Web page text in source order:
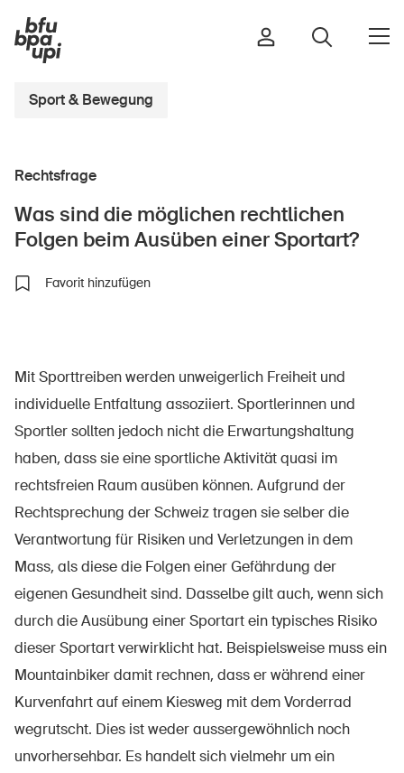
Sport & Bewegung
Zuhause & Garten
Gebäude & Anlagen
In der Schule
Im Unternehmen
Über die BFU
Medien
Sinus Plus
Kampagnen
Offene Stellen
Bestellen & herunterladen
Sport & Bewegung
Rechtsfrage
Was sind die möglichen rechtlichen
Folgen beim Ausüben einer Sportart?
Favorit hinzufügen
Mit Sporttreiben werden unweigerlich Freiheit und
individuelle Entfaltung assoziiert. Sportlerinnen und
Sportler sollten jedoch nicht die E​​​rwartungshaltung
haben, dass sie eine sportliche Aktivität quasi im
rechtsfreien Raum ausüben können. Aufgrund der
Rechtsprechung der Schweiz tragen sie selber die
Verantwortung für Risiken und Verletzungen in dem
Mass, als diese die Folgen einer Gefährdung der
eigenen Gesundheit sind. Dasselbe gilt auch, wenn sich
durch die Ausübung einer Sportart ein typisches Risiko
dieser Sportart verwirklicht hat. Beispielsweise muss ein
Mountainbiker damit rechnen, dass er während einer
Kurvenfahrt auf einem Kiesweg mit dem Vorderrad
wegrutscht. Dies ist weder aussergewöhnlich noch
unvorhersehbar. Es handelt sich vielmehr um ein